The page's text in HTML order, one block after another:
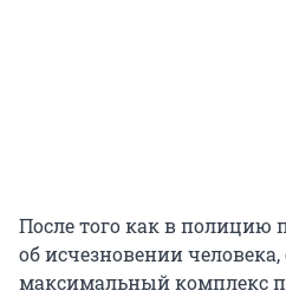
После того как в
об исчезновении человека,
максимальный комплекс